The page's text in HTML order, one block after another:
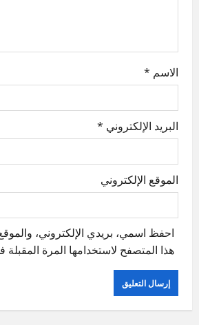
الاسم *
البريد الإلكتروني *
الموقع الإلكتروني
احفظ اسمي، بريدي الإلكتروني،
هذا المتصفح لاستخدامها المرة المقبلة